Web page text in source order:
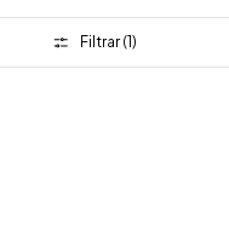
Filtrar (1)